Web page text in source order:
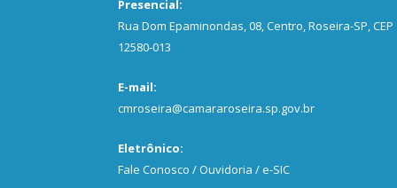
Presencial:
Rua Dom Epaminondas, 08, Centro, Roseira-SP, CEP
12580-013
E-mail:
cmroseira@camararoseira.sp.gov.br
Eletrônico:
Fale Conosco / Ouvidoria / e-SIC